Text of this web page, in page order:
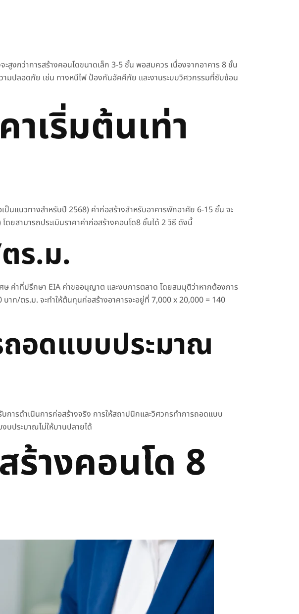
สูงกว่าการสร้างคอนโดขนาดเล็ก 3-5 ชั้น พอสมควร เนื่องจากอาคาร 8 ชั้น
มปลอดภัย เช่น ทางหนีไฟ ป้องกันอัคคีภัย และงานระบบวิศวกรรมที่ซับซ้อน
าเริ่มต้นเท่า
นแนวทางสำหรับปี 2568) ค่าก่อสร้างสำหรับอาคารพักอาศัย 6-15 ชั้น จะ
ยสามารถประเมินราคาค่าก่อสร้างคอนโด8 ชั้นได้ 2 วิธี ดังนี้
ร.ม.
ษ ค่าที่ปรึกษา EIA ค่าขออนุญาต และงบการตลาด โดยสมมุติว่าหากต้องการ
าท/ตร.ม. จะทำให้ต้นทุนก่อสร้างอาคารจะอยู่ที่ 7,000 x 20,000 = 140
ถอดแบบประมาณ
การดำเนินการก่อสร้างจริง การให้สถาปนิกและวิศวกรทำการถอดแบบ
บประมาณไม่ให้บานปลายได้
ร้างคอนโด 8